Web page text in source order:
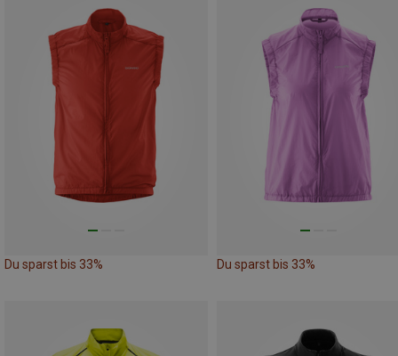
Du sparst bis 33% Du sparst bis 33%